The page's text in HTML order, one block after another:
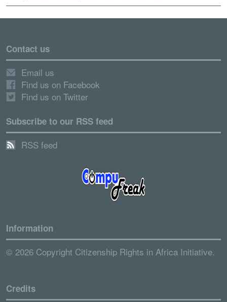
Contact us
Email us
Find us on Facebook
Find us on Twitter
Subscribe to our RSS feed
RSS feed
Information
© 2026 Copyright Citizenship Rights in Africa Initiative.
Credits